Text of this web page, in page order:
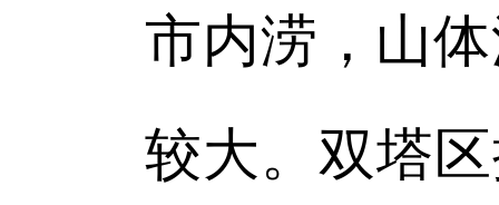
市内涝，山
较大。双塔